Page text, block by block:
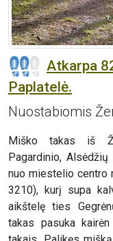
Atkarpa
Paplatelė.
Nuostabiomis
Miško takas iš
Pagardinio,
nuo miestelio centro
3210), kurį supa
aikštelę ties
takas pasuka